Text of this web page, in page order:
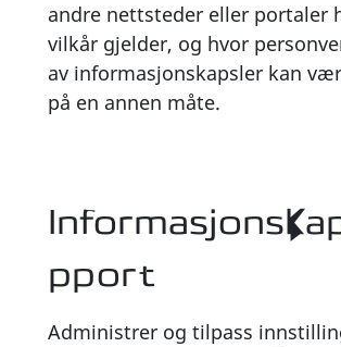
andre nettsteder eller portaler
vilkår gjelder, og hvor
av informasjonskapsler kan
på en annen måte.
pport
Administrer og tilpass